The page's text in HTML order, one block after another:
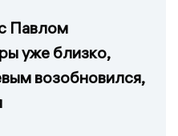
Павлом
уже близко,
возобновился,